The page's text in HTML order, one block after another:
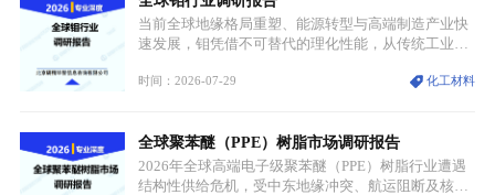
大独立增长体系。
当前全球地缘格局重塑、能源转型与高端制造产业快
速发展，钼凭借不可替代的理化性能，从传统工业金
需格局重构、价值体系重估的新阶段。钼是典型难熔
贯穿传统工业、高端制造、军工、新能源等多个核心
产业，成为现代工业体系中不可或缺的基础材料。
时间：2026-07-29 化工材料
全球聚苯醚（PPE）树脂市场调研报告
2026年全球高端电子级聚苯醚（PPE）树脂行业遭遇
结构性供给危机，受中东地缘冲突、航运阻断及核心